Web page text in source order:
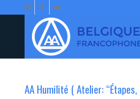
AA Humilité ( Atelier: